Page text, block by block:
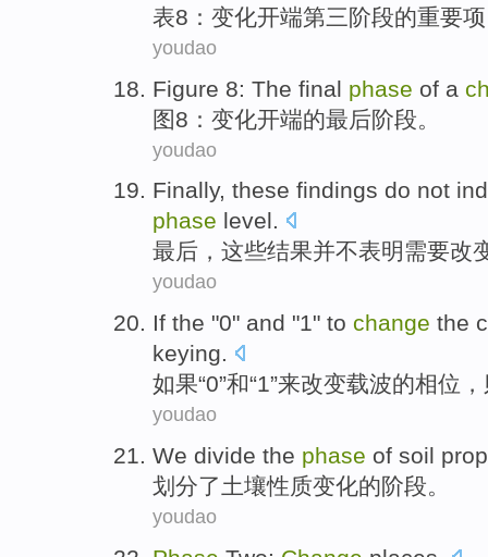
表8 ： 变化开端第三阶段的重要
youdao
Figure 8: The final phase of a
图8 ： 变化开端的最后阶段 。
youdao
Finally, these findings do not
phase level.
最后 ， 这些结果并不表明需要改
youdao
If the "0" and "1" to change the
keying.
如果“0”和“1”来改变载波的相位
youdao
We divide the phase of soil
划分了 土壤性质变化的阶段。
youdao